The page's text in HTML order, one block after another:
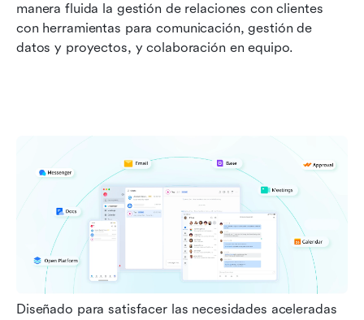
manera fluida la gestión de relaciones con clientes
con herramientas para comunicación, gestión de
datos y proyectos, y colaboración en equipo.
Diseñado para satisfacer las necesidades aceleradas